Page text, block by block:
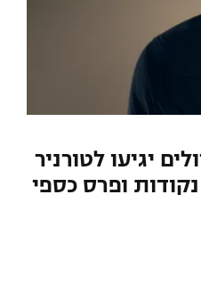
יגיעו לטורניר
חדש בריאד, שיציג לראשונה ברייק מקסימלי של 167 נקודות ופרס כספי